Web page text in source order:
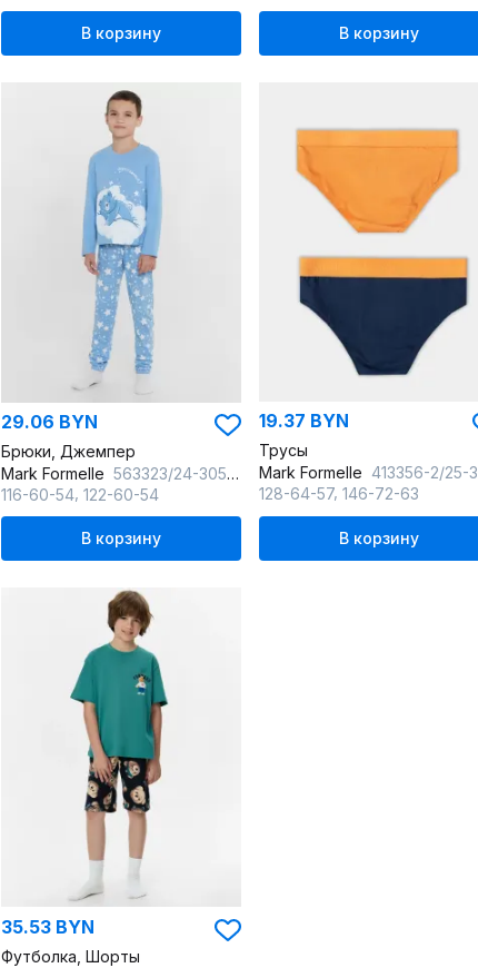
В корзину В корзину
29.06 BYN
Брюки, Джемпер
Mark Formelle 563323/24-30519ПП-0 синий_туман_звезды_на_синем_3_сл_на_пол
116-60-54 122-60-54
В корзину
19.37 BYN
Трусы
Mark Formelle 413356-2/25-36808Ц-5 синий_оранжевый
128-64-57, 146-72-63
В корзину
35.53 BYN
Футболка, Шорты